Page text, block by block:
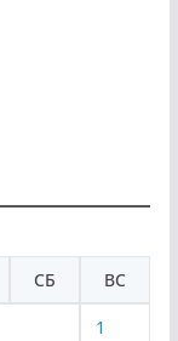
СБ ВС
1